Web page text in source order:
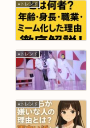
⭐︎トレンド
⭐︎トレンド
⭐︎トレンド